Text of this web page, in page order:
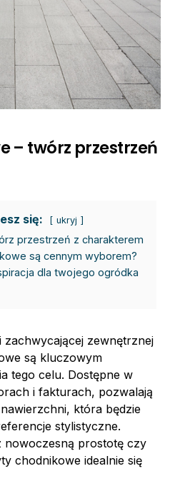
– twórz przestrzeń
się: ukryj
przestrzeń z charakterem
są cennym wyborem?
dla twojego ogródka
zewnętrznej
są kluczowym
tego celu. Dostępne w
i fakturach, pozwalają
która będzie
stylistyczne.
nowoczesną prostotę czy
chodnikowe idealnie się